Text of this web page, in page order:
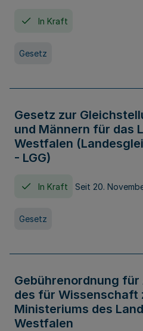
In Kraft
Gesetz
Gesetz zur
und Männern für das
Westfalen
- LGG)
In Kraft Seit 20.
Gesetz
Gebührenordnung
des für Wissenschaft
Ministeriums des
Westfalen